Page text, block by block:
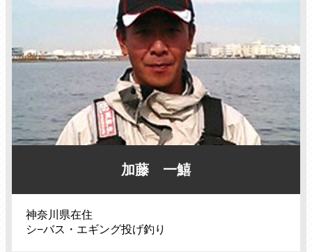
加藤 一鱚
神奈川県在住
シ−バス・エギング投げ釣り